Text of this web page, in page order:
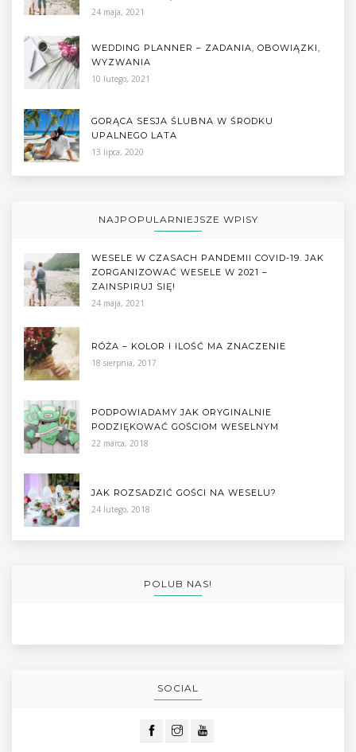
24 maja, 2021
WEDDING PLANNER – ZADANIA, OBOWIĄZKI,
WYZWANIA
10 lutego, 2021
GORĄCA SESJA ŚLUBNA W ŚRODKU
UPALNEGO LATA
13 lipca, 2020
NAJPOPULARNIEJSZE WPISY
WESELE W CZASACH PANDEMII COVID-19. JAK
ZORGANIZOWAĆ WESELE W 2021 –
ZAINSPIRUJ SIĘ!
24 maja, 2021
RÓŻA – KOLOR I ILOŚĆ MA ZNACZENIE
18 sierpnia, 2017
PODPOWIADAMY JAK ORYGINALNIE
PODZIĘKOWAĆ GOŚCIOM WESELNYM
22 marca, 2018
JAK ROZSADZIĆ GOŚCI NA WESELU?
24 lutego, 2018
POLUB NAS!
SOCIAL